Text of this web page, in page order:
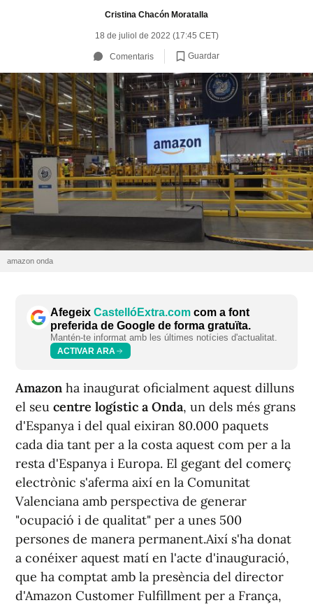
Cristina Chacón Moratalla
18 de juliol de 2022 (17:45 CET)
Comentaris Guardar
amazon onda
Afegeix CastellóExtra.com com a font
preferida de Google de forma gratuïta.
Mantén-te informat amb les últimes notícies d'actualitat.
ACTIVAR ARA
Amazon ha inaugurat oficialment aquest dilluns
el seu centre logístic a Onda, un dels més grans
d'Espanya i del qual eixiran 80.000 paquets
cada dia tant per a la costa aquest com per a la
resta d'Espanya i Europa. El gegant del comerç
electrònic s'aferma així en la Comunitat
Valenciana amb perspectiva de generar
"ocupació i de qualitat" per a unes 500
persones de manera permanent.Així s'ha donat
a conéixer aquest matí en l'acte d'inauguració,
que ha comptat amb la presència del director
d'Amazon Customer Fulfillment per a França,